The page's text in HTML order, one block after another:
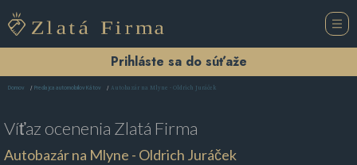
Prihláste sa do súťaže
Domov Predajca automobilov Kátov Autobazár na Mlyne - Oldrich Juráček
Víťaz ocenenia Zlatá Firma
Autobazár na Mlyne - Oldrich Juráček